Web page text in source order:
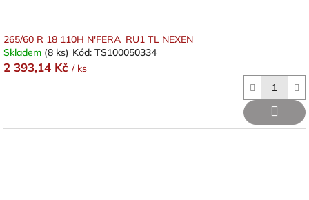
265/60 R 18 110H N'FERA_RU1 TL NEXEN
Skladem (8 ks) Kód: TS100050334
2 393,14 Kč / ks